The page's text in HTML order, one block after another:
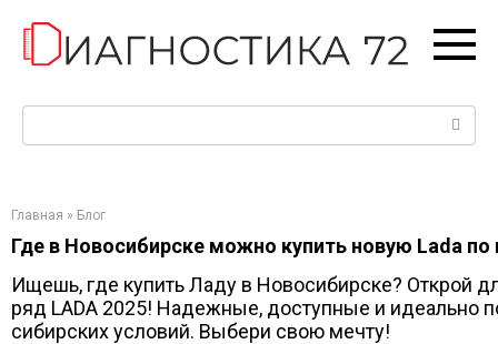
контенту
Главная » Блог
Где в Новосибирске можно купить новую Lada по
Ищешь, где купить Ладу в Новосибирске? Открой
ряд LADA 2025! Надежные, доступные и идеально
сибирских условий. Выбери свою мечту!